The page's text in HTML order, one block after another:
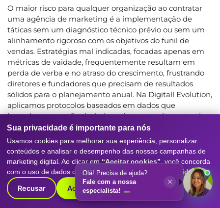
O maior risco para qualquer organização ao contratar
uma agência de marketing é a implementação de
táticas sem um diagnóstico técnico prévio ou sem um
alinhamento rigoroso com os objetivos do funil de
vendas. Estratégias mal indicadas, focadas apenas em
métricas de vaidade, frequentemente resultam em
perda de verba e no atraso do crescimento, frustrando
diretores e fundadores que precisam de resultados
sólidos para o planejamento anual. Na Digitall Evolution,
aplicamos protocolos baseados em dados que
impedem que ações isoladas sejam tomadas antes da
validação da estrutura comercial, garantindo que o
investimento seja alocado onde existe maior potencial
de retorno e previsibilidade.
A segurança operacional é garantida através de uma
rotina de acompanhamento contínuo e análise crítica
de dados, evitando que desvios no mercado ou
mudanças em algoritmos prejudiquem a performance
Sua privacidade é importante para nós
Usamos cookies para melhorar sua experiência, personalizar
conteúdos e analisar o desempenho das nossas campanhas de
marketing digital. Ao clicar em “Aceitar cookies” , você concorda
com o uso de dados conforme nossaPolítica de Privacidade.
Recusar Aceitar cookies